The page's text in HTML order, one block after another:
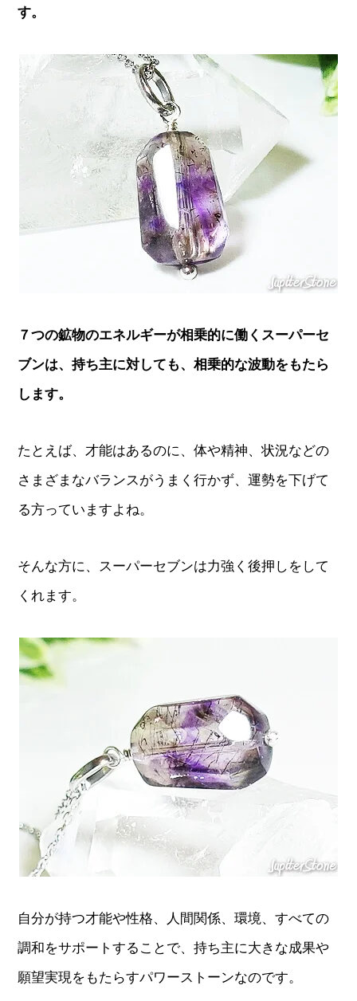
す。
７つの鉱物のエネルギーが相乗的に働くスーパーセ
ブンは、持ち主に対しても、相乗的な波動をもたら
します。
たとえば、才能はあるのに、体や精神、状況などの
さまざまなバランスがうまく行かず、運勢を下げて
る方っていますよね。
そんな方に、スーパーセブンは力強く後押しをして
くれます。
自分が持つ才能や性格、人間関係、環境、すべての
調和をサポートすることで、持ち主に大きな成果や
願望実現をもたらすパワーストーンなのです。